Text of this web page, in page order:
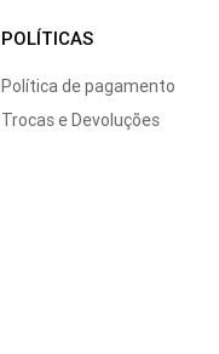
POLÍTICAS
Política de pagamento
Trocas e Devoluções